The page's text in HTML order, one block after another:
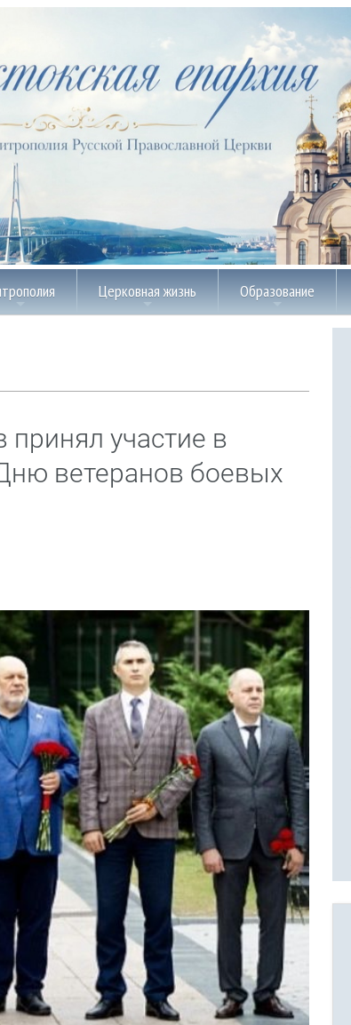
Церковная жизнь Образование
участие в
ветеранов боевых